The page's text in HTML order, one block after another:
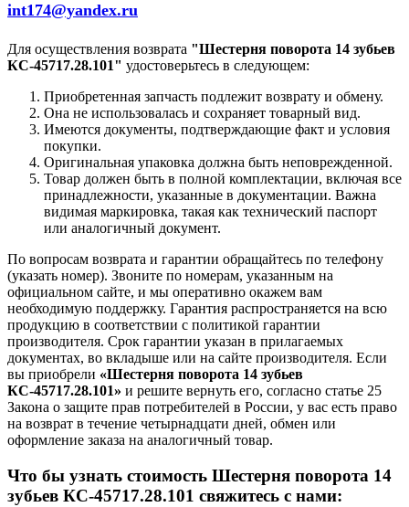
int174@yandex.ru
Для осуществления возврата "Шестерня поворота 14 зубьев
КС-45717.28.101" удостоверьтесь в следующем:
Приобретенная запчасть подлежит возврату и обмену.
Она не использовалась и сохраняет товарный вид.
Имеются документы, подтверждающие факт и условия
покупки.
Оригинальная упаковка должна быть неповрежденной.
Товар должен быть в полной комплектации, включая все
принадлежности, указанные в документации. Важна
видимая маркировка, такая как технический паспорт
или аналогичный документ.
По вопросам возврата и гарантии обращайтесь по телефону
(указать номер). Звоните по номерам, указанным на
официальном сайте, и мы оперативно окажем вам
необходимую поддержку. Гарантия распространяется на всю
продукцию в соответствии с политикой гарантии
производителя. Срок гарантии указан в прилагаемых
документах, во вкладыше или на сайте производителя. Если
вы приобрели «Шестерня поворота 14 зубьев
КС-45717.28.101» и решите вернуть его, согласно статье 25
Закона о защите прав потребителей в России, у вас есть право
на возврат в течение четырнадцати дней, обмен или
оформление заказа на аналогичный товар.
Что бы узнать стоимость Шестерня поворота 14
зубьев КС-45717.28.101 свяжитесь с нами: